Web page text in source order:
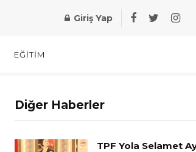
Giriş Yap
EĞITIM
Diğer Haberler
TPF Yola Selamet